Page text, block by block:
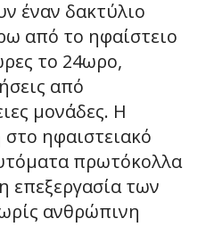
έναν δακτύλιο
από το ηφαίστειο
το 24ωρο,
από
μονάδες. Η
ηφαιστειακό
πρωτόκολλα
επεξεργασία των
ανθρώπινη